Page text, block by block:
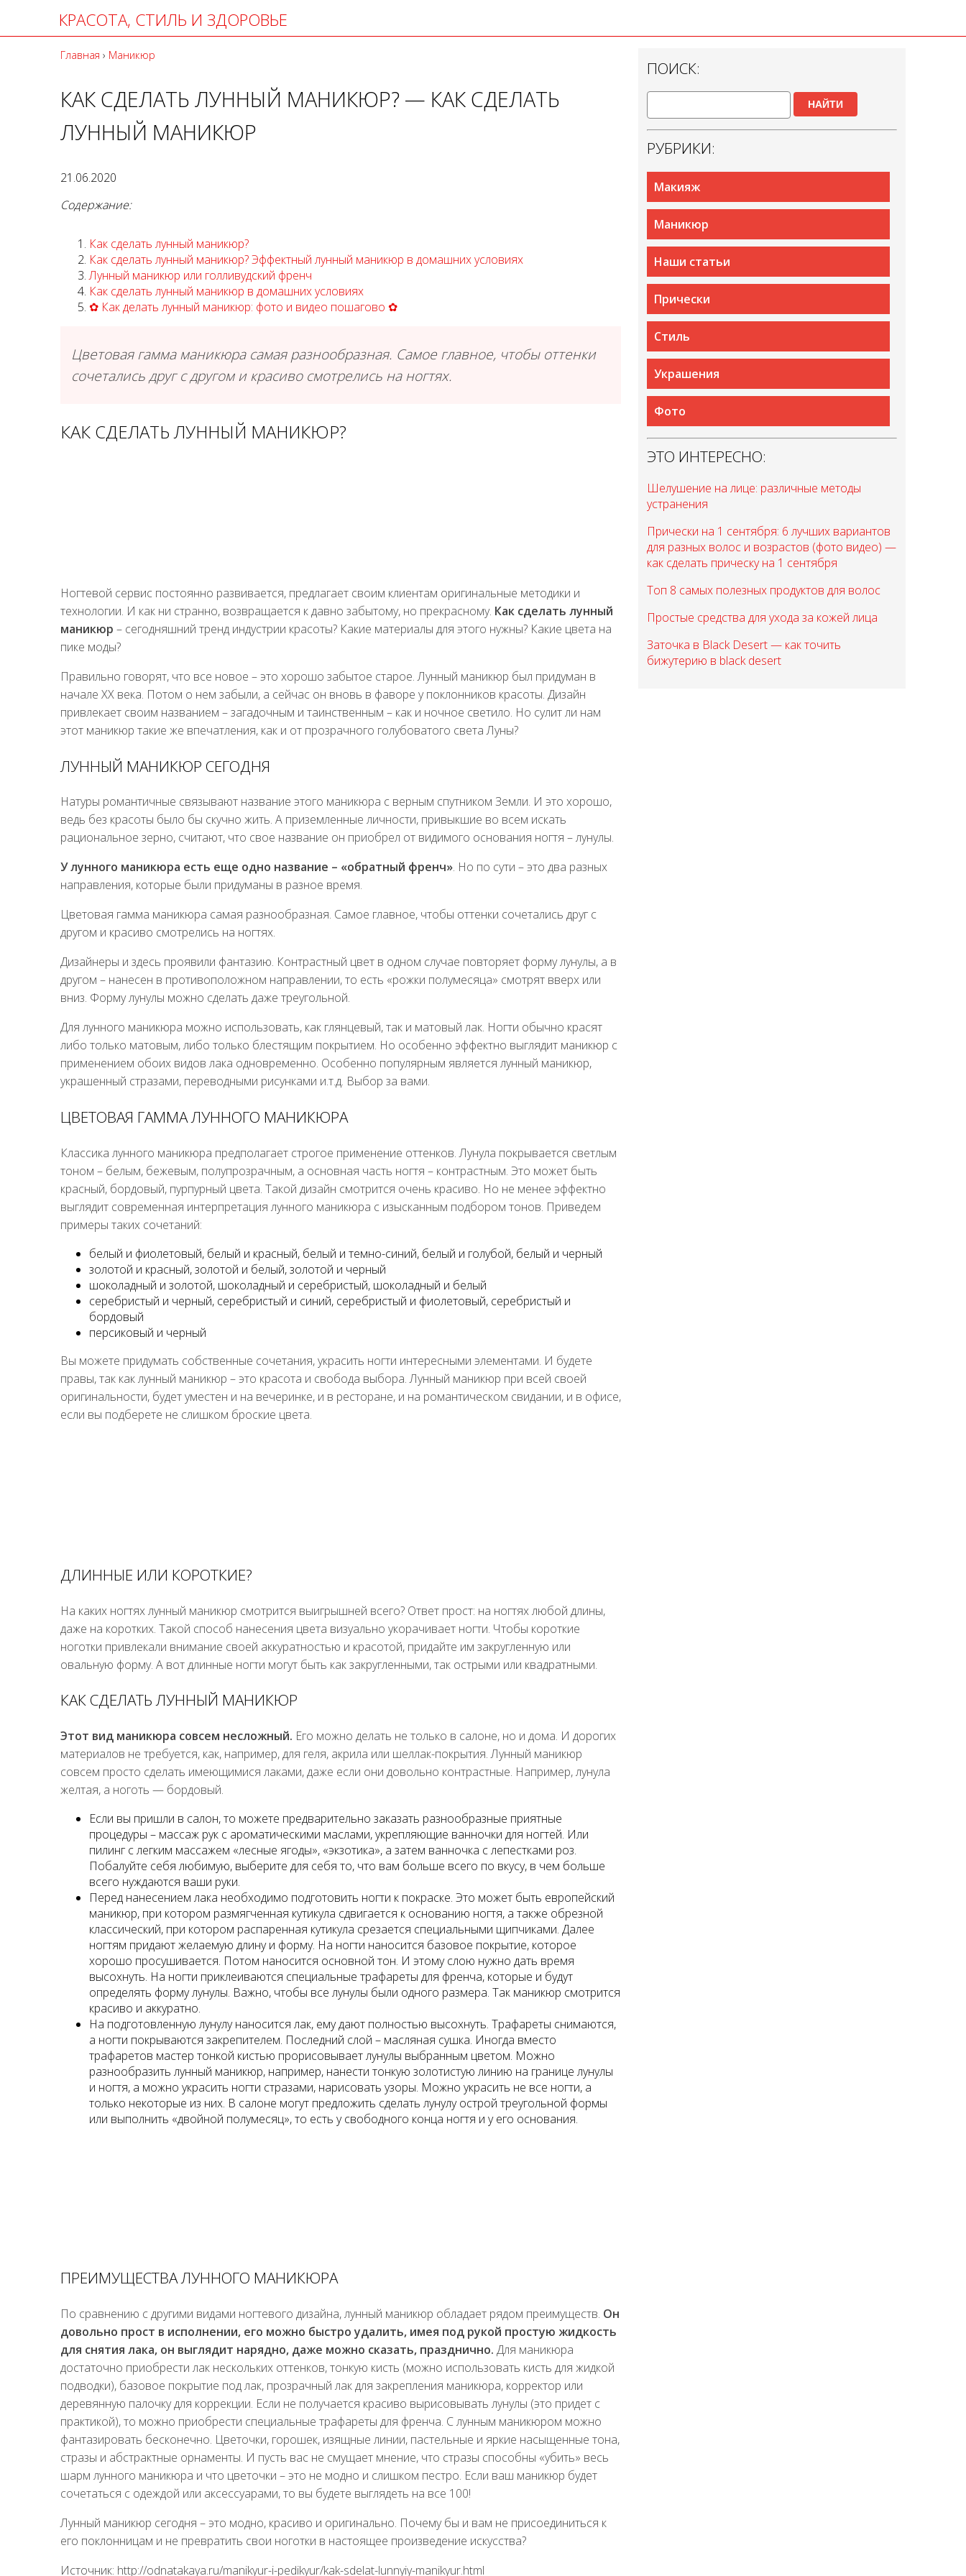
КРАСОТА, СТИЛЬ И ЗДОРОВЬЕ
Главная › Маникюр
КАК СДЕЛАТЬ ЛУННЫЙ МАНИКЮР? — КАК СДЕЛАТЬ
ЛУННЫЙ МАНИКЮР
21.06.2020
Содержание:
Как сделать лунный маникюр?
Как сделать лунный маникюр? Эффектный лунный маникюр в домашних условиях
Лунный маникюр или голливудский френч
Как сделать лунный маникюр в домашних условиях
✿ Как делать лунный маникюр: фото и видео пошагово ✿
Цветовая гамма маникюра самая разнообразная. Самое главное, чтобы оттенки
сочетались друг с другом и красиво смотрелись на ногтях.
КАК СДЕЛАТЬ ЛУННЫЙ МАНИКЮР?
Ногтевой сервис постоянно развивается, предлагает своим клиентам оригинальные методики и
технологии. И как ни странно, возвращается к давно забытому, но прекрасному. Как сделать лунный
маникюр – сегодняшний тренд индустрии красоты? Какие материалы для этого нужны? Какие цвета на
пике моды?
Правильно говорят, что все новое – это хорошо забытое старое. Лунный маникюр был придуман в
начале XX века. Потом о нем забыли, а сейчас он вновь в фаворе у поклонников красоты. Дизайн
привлекает своим названием – загадочным и таинственным – как и ночное светило. Но сулит ли нам
этот маникюр такие же впечатления, как и от прозрачного голубоватого света Луны?
ЛУННЫЙ МАНИКЮР СЕГОДНЯ
Натуры романтичные связывают название этого маникюра с верным спутником Земли. И это хорошо,
ведь без красоты было бы скучно жить. А приземленные личности, привыкшие во всем искать
рациональное зерно, считают, что свое название он приобрел от видимого основания ногтя – лунулы.
У лунного маникюра есть еще одно название – «обратный френч». Но по сути – это два разных
направления, которые были придуманы в разное время.
Цветовая гамма маникюра самая разнообразная. Самое главное, чтобы оттенки сочетались друг с
другом и красиво смотрелись на ногтях.
Дизайнеры и здесь проявили фантазию. Контрастный цвет в одном случае повторяет форму лунулы, а в
другом – нанесен в противоположном направлении, то есть «рожки полумесяца» смотрят вверх или
вниз. Форму лунулы можно сделать даже треугольной.
Для лунного маникюра можно использовать, как глянцевый, так и матовый лак. Ногти обычно красят
либо только матовым, либо только блестящим покрытием. Но особенно эффектно выглядит маникюр с
применением обоих видов лака одновременно. Особенно популярным является лунный маникюр,
украшенный стразами, переводными рисунками и.т.д. Выбор за вами.
ЦВЕТОВАЯ ГАММА ЛУННОГО МАНИКЮРА
Классика лунного маникюра предполагает строгое применение оттенков. Лунула покрывается светлым
тоном – белым, бежевым, полупрозрачным, а основная часть ногтя – контрастным. Это может быть
красный, бордовый, пурпурный цвета. Такой дизайн смотрится очень красиво. Но не менее эффектно
выглядит современная интерпретация лунного маникюра с изысканным подбором тонов. Приведем
примеры таких сочетаний:
белый и фиолетовый, белый и красный, белый и темно-синий, белый и голубой, белый и черный
золотой и красный, золотой и белый, золотой и черный
шоколадный и золотой, шоколадный и серебристый, шоколадный и белый
серебристый и черный, серебристый и синий, серебристый и фиолетовый, серебристый и
бордовый
персиковый и черный
Вы можете придумать собственные сочетания, украсить ногти интересными элементами. И будете
правы, так как лунный маникюр – это красота и свобода выбора. Лунный маникюр при всей своей
оригинальности, будет уместен и на вечеринке, и в ресторане, и на романтическом свидании, и в офисе,
если вы подберете не слишком броские цвета.
ДЛИННЫЕ ИЛИ КОРОТКИЕ?
На каких ногтях лунный маникюр смотрится выигрышней всего? Ответ прост: на ногтях любой длины,
даже на коротких. Такой способ нанесения цвета визуально укорачивает ногти. Чтобы короткие
ноготки привлекали внимание своей аккуратностью и красотой, придайте им закругленную или
овальную форму. А вот длинные ногти могут быть как закругленными, так острыми или квадратными.
КАК СДЕЛАТЬ ЛУННЫЙ МАНИКЮР
Этот вид маникюра совсем несложный. Его можно делать не только в салоне, но и дома. И дорогих
материалов не требуется, как, например, для геля, акрила или шеллак-покрытия. Лунный маникюр
совсем просто сделать имеющимися лаками, даже если они довольно контрастные. Например, лунула
желтая, а ноготь — бордовый.
Если вы пришли в салон, то можете предварительно заказать разнообразные приятные
процедуры – массаж рук с ароматическими маслами, укрепляющие ванночки для ногтей. Или
пилинг с легким массажем «лесные ягоды», «экзотика», а затем ванночка с лепестками роз.
Побалуйте себя любимую, выберите для себя то, что вам больше всего по вкусу, в чем больше
всего нуждаются ваши руки.
Перед нанесением лака необходимо подготовить ногти к покраске. Это может быть европейский
маникюр, при котором размягченная кутикула сдвигается к основанию ногтя, а также обрезной
классический, при котором распаренная кутикула срезается специальными щипчиками. Далее
ногтям придают желаемую длину и форму. На ногти наносится базовое покрытие, которое
хорошо просушивается. Потом наносится основной тон. И этому слою нужно дать время
высохнуть. На ногти приклеиваются специальные трафареты для френча, которые и будут
определять форму лунулы. Важно, чтобы все лунулы были одного размера. Так маникюр смотрится
красиво и аккуратно.
На подготовленную лунулу наносится лак, ему дают полностью высохнуть. Трафареты снимаются,
а ногти покрываются закрепителем. Последний слой – масляная сушка. Иногда вместо
трафаретов мастер тонкой кистью прорисовывает лунулы выбранным цветом. Можно
разнообразить лунный маникюр, например, нанести тонкую золотистую линию на границе лунулы
и ногтя, а можно украсить ногти стразами, нарисовать узоры. Можно украсить не все ногти, а
только некоторые из них. В салоне могут предложить сделать лунулу острой треугольной формы
или выполнить «двойной полумесяц», то есть у свободного конца ногтя и у его основания.
ПРЕИМУЩЕСТВА ЛУННОГО МАНИКЮРА
По сравнению с другими видами ногтевого дизайна, лунный маникюр обладает рядом преимуществ. Он
довольно прост в исполнении, его можно быстро удалить, имея под рукой простую жидкость
для снятия лака, он выглядит нарядно, даже можно сказать, празднично. Для маникюра
достаточно приобрести лак нескольких оттенков, тонкую кисть (можно использовать кисть для жидкой
подводки), базовое покрытие под лак, прозрачный лак для закрепления маникюра, корректор или
деревянную палочку для коррекции. Если не получается красиво вырисовывать лунулы (это придет с
практикой), то можно приобрести специальные трафареты для френча. С лунным маникюром можно
фантазировать бесконечно. Цветочки, горошек, изящные линии, пастельные и яркие насыщенные тона,
стразы и абстрактные орнаменты. И пусть вас не смущает мнение, что стразы способны «убить» весь
шарм лунного маникюра и что цветочки – это не модно и слишком пестро. Если ваш маникюр будет
сочетаться с одеждой или аксессуарами, то вы будете выглядеть на все 100!
Лунный маникюр сегодня – это модно, красиво и оригинально. Почему бы и вам не присоединиться к
его поклонницам и не превратить свои ноготки в настоящее произведение искусства?
Источник: http://odnatakaya.ru/manikyur-i-pedikyur/kak-sdelat-lunnyiy-manikyur.html
ПОИСК:
НАЙТИ
РУБРИКИ:
Макияж
Маникюр
Наши статьи
Прически
Стиль
Украшения
Фото
ЭТО ИНТЕРЕСНО:
Шелушение на лице: различные методы
устранения
Прически на 1 сентября: 6 лучших вариантов
для разных волос и возрастов (фото видео) —
как сделать прическу на 1 сентября
Топ 8 самых полезных продуктов для волос
Простые средства для ухода за кожей лица
Заточка в Black Desert — как точить
бижутерию в black desert